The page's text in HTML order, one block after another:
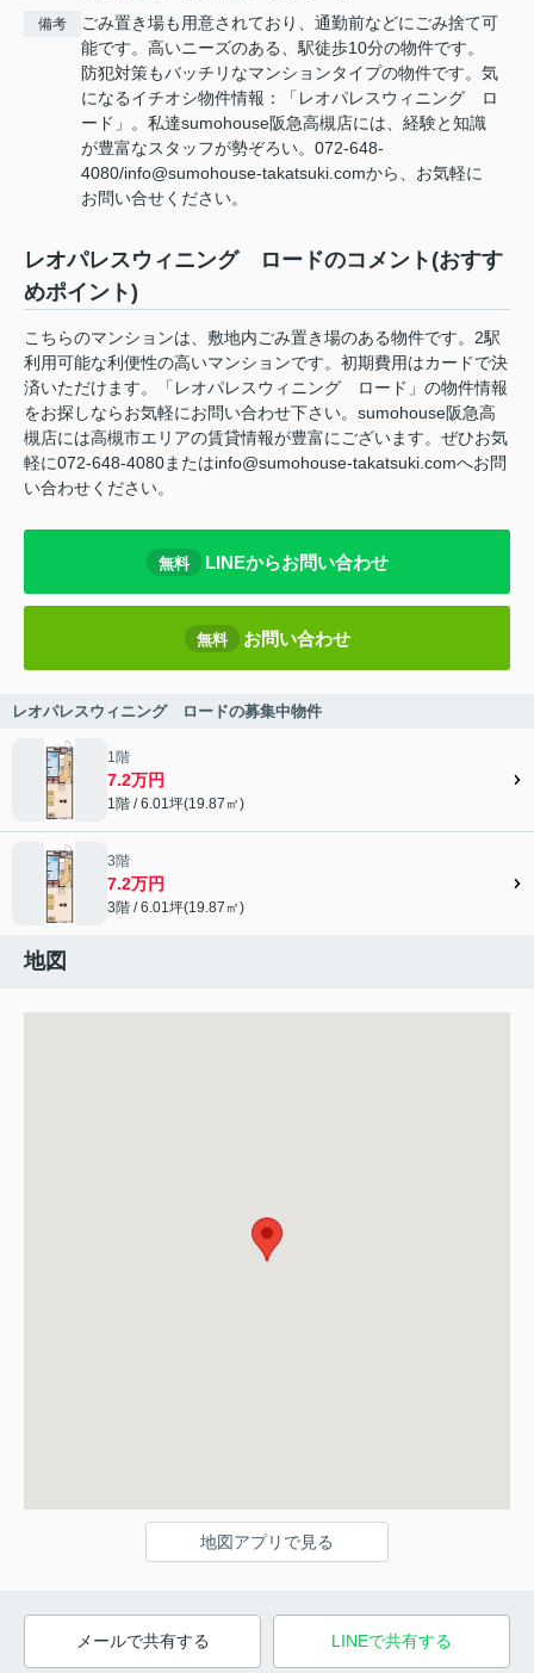
備考
ごみ置き場も用意されており、通勤前などにごみ捨て可
能です。高いニーズのある、駅徒歩10分の物件です。
防犯対策もバッチリなマンションタイプの物件です。気
になるイチオシ物件情報：「レオパレスウィニング ロ
ード」。私達sumohouse阪急高槻店には、経験と知識
が豊富なスタッフが勢ぞろい。072-648-
4080/info@sumohouse-takatsuki.comから、お気軽に
お問い合せください。
レオパレスウィニング ロードのコメント(おすす
めポイント)
こちらのマンションは、敷地内ごみ置き場のある物件です。2駅
利用可能な利便性の高いマンションです。初期費用はカードで決
済いただけます。「レオパレスウィニング ロード」の物件情報
をお探しならお気軽にお問い合わせ下さい。sumohouse阪急高
槻店には高槻市エリアの賃貸情報が豊富にございます。ぜひお気
軽に072-648-4080またはinfo@sumohouse-takatsuki.comへお問
い合わせください。
無料 LINEからお問い合わせ
無料 お問い合わせ
レオパレスウィニング ロードの募集中物件
1階
7.2万円
1階 / 6.01坪(19.87㎡)
3階
7.2万円
3階 / 6.01坪(19.87㎡)
地図
地図アプリで見る
メールで共有する LINEで共有する